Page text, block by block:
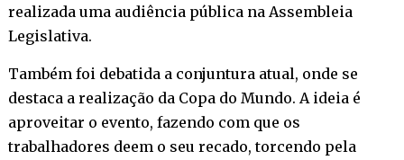
realizada uma audiência pública na Assembleia
Legislativa.
Também foi debatida a conjuntura atual, onde se
destaca a realização da Copa do Mundo. A ideia é
aproveitar o evento, fazendo com que os
trabalhadores deem o seu recado, torcendo pela